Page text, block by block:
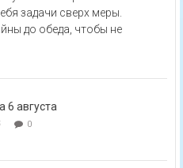
задачи сверх меры.
до обеда, чтобы не
6 августа
0